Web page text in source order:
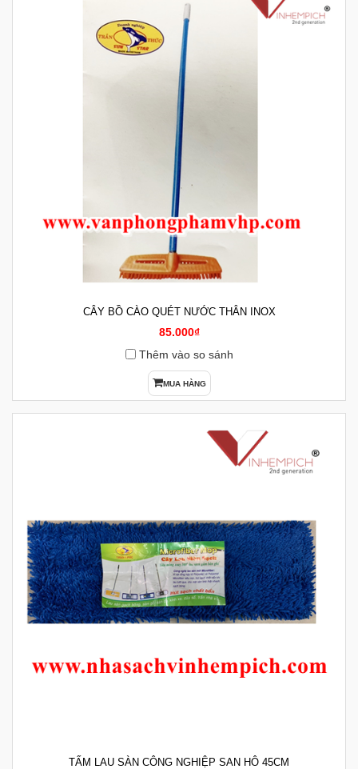
CÂY BỒ CÀO QUÉT NƯỚC THÂN INOX
85.000₫
Thêm vào so sánh
MUA HÀNG
TẤM LAU SÀN CÔNG NGHIỆP SAN HÔ 45CM